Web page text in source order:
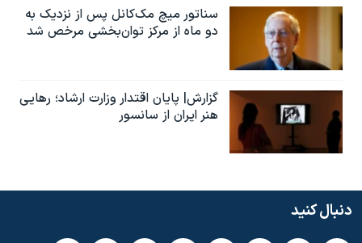
سناتور میچ مک‌کانل پس از نزدیک به
دو ماه از مرکز توان‌بخشی مرخص شد
گزارش| پایان اقتدار وزارت ارشاد؛ رهایی
هنر ایران از سانسور
دنبال کنید